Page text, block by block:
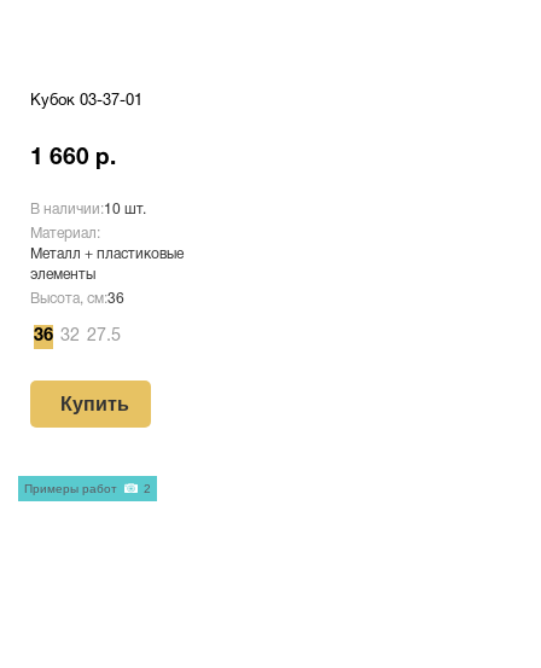
Кубок 03-37-01
1 660 р.
В наличии:10 шт.
Материал:
Металл + пластиковые
элементы
Высота, см:36
36 32 27.5
Купить
Примеры работ 2